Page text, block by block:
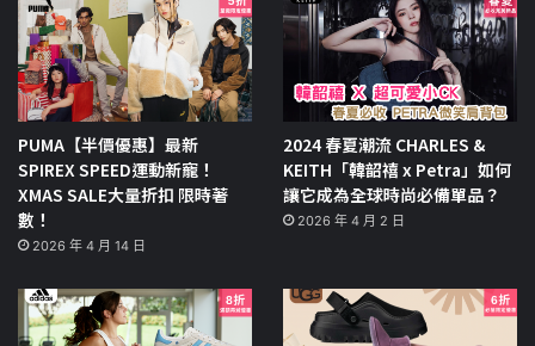
PUMA【半價優惠】最新
SPIREX SPEED運動新寵！
XMAS SALE大量折扣 限時著
數！
2026 年 4 月 14 日
2024 春夏潮流 CHARLES &
KEITH「韓韶禧 x Petra」如何
讓它成為全球時尚必備單品？
2026 年 4 月 2 日